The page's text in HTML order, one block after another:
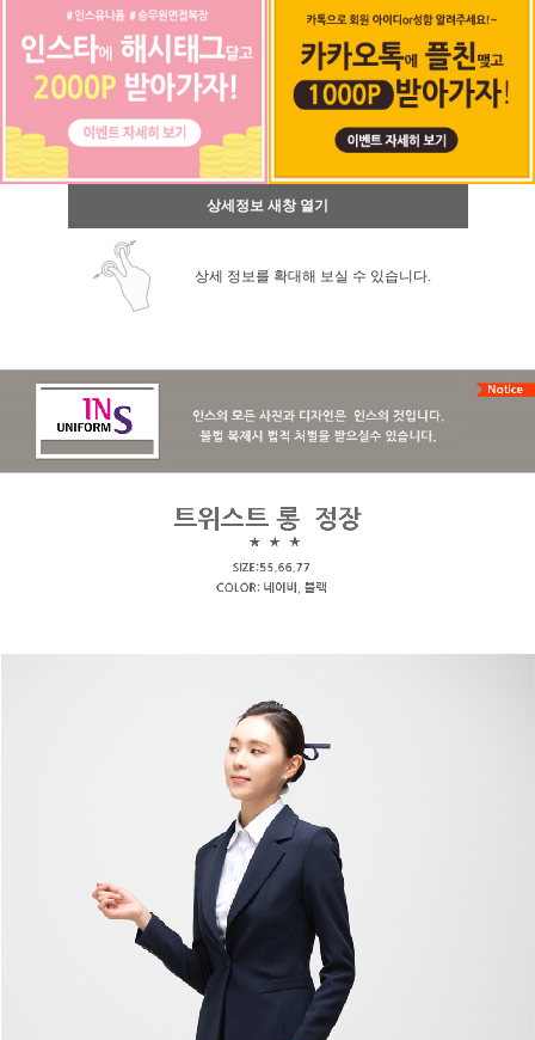
상세정보 새창 열기
상세 정보를 확대해 보실 수 있습니다.